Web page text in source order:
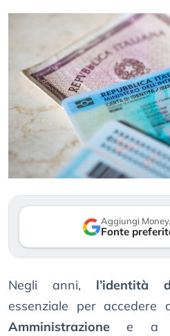
Aggiungi
Fonte
Negli anni, l’identità
essenziale per accedere
Amministrazione e